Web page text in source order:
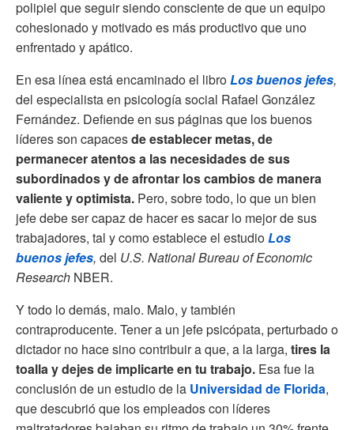
polipiel que seguir siendo consciente de que un equipo
cohesionado y motivado es más productivo que uno
enfrentado y apático.
En esa línea está encaminado el libroLos buenos jefes,
del especialista en psicología social Rafael González
Fernández. Defiende en sus páginas que los buenos
líderes son capacesde establecer metas, de
permanecer atentos a las necesidades de sus
subordinados y de afrontar los cambios de manera
valiente y optimista. Pero, sobre todo, lo que un bien
jefe debe ser capaz de hacer es sacar lo mejor de sus
trabajadores, tal y como establece el estudioLos
buenos jefes, del U.S. National Bureau of Economic
Research NBER.
Y todo lo demás, malo. Malo, y también
contraproducente. Tener a un jefe psicópata, perturbado o
dictador no hace sino contribuir a que, a la larga, tires la
toalla y dejes de implicarte en tu trabajo. Esa fue la
conclusión de un estudio de la Universidad de Florida,
que descubrió que los empleados con líderes